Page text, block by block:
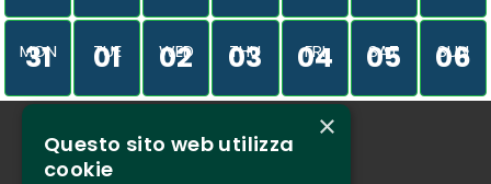
MON
31 TUE
01 WED
02 THU
03 FRI
04 SAT
05 SUN
06
Who we are
×
Questo sito web utilizza
cookie